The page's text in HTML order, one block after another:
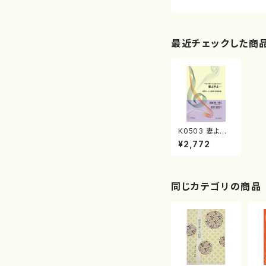
最近チェックした商
K0503 妻よ子
よ…（混声合唱，
ピアノ/喜納政一
¥2,772
同じカテゴリの商品